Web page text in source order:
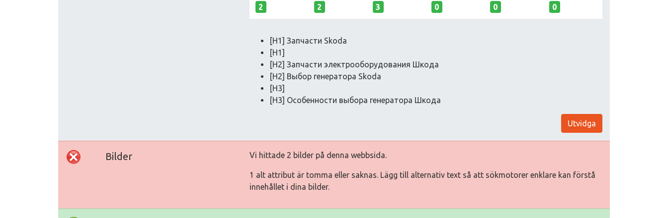
2 2 3 0 0 0
[H1] Запчасти Skoda
[H1]
[H2] Запчасти электрооборудования Шкода
[H2] Выбор генератора Skoda
[H3]
[H3] Особенности выбора генератора Шкода
Utvidga
Bilder Vi hittade 2 bilder på denna webbsida.
1 alt attribut är tomma eller saknas. Lägg till alternativ text så att sökmotorer enklare kan förstå
innehållet i dina bilder.